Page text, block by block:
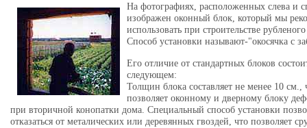
На фотографиях, расположенных слева и
изображен оконный блок, который мы
использовать при строительстве
Способ установки называют-"окосячка с
Его отличие от стандартных блоков
следующем:
Толщин блока составляет не менее 10 см.,
позволяет оконному и дверному блоку
при вторичной конопатки дома. Специальный способ установки
отказаться от металических или деревянных гвоздей, что позволяет